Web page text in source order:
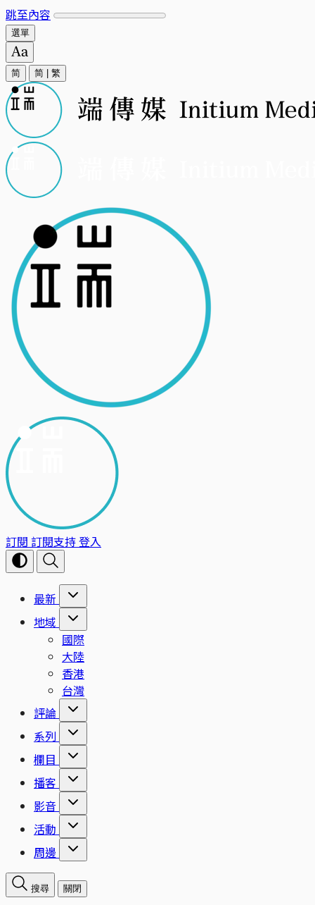
跳至內容
選單
简 简 繁
訂閱 訂閱支持登入
最新
地域
國際
大陸
香港
台灣
評論
系列
欄目
播客
影音
活動
周邊
搜尋 關閉